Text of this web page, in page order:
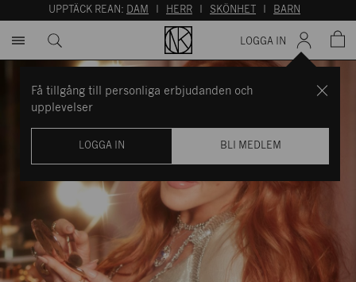
UPPTÄCK REAN: DAM HERR SKÖNHET BARN
LOGGA IN
Få tillgång till personliga erbjudanden och
upplevelser
BLI MEDLEM
LOGGA IN